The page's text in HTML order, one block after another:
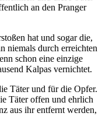
an den Pranger
hat und sogar die,
niemals durch erreichten
schon eine einzige
Kalpas vernichtet.
Täter und für die Opfer.
Täter offen und ehrlich
aus ihr entfernt werden,